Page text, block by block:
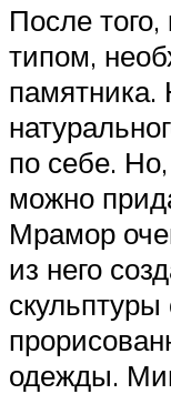
После
типом,
памятника.
по себе.
можно
Мрамор
из него
скульптуры
одежды.